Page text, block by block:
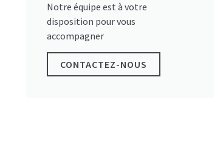
Notre équipe est à votre
disposition pour vous
accompagner
CONTACTEZ-NOUS